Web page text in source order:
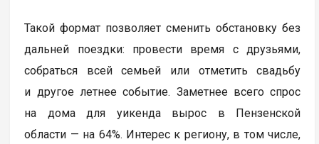
Такой формат позволяет сменить обстановку без
дальней поездки: провести время с друзьями,
собраться всей семьей или отметить свадьбу
и другое летнее событие. Заметнее всего спрос
на дома для уикенда вырос в Пензенской
области — на 64%. Интерес к региону, в том числе,